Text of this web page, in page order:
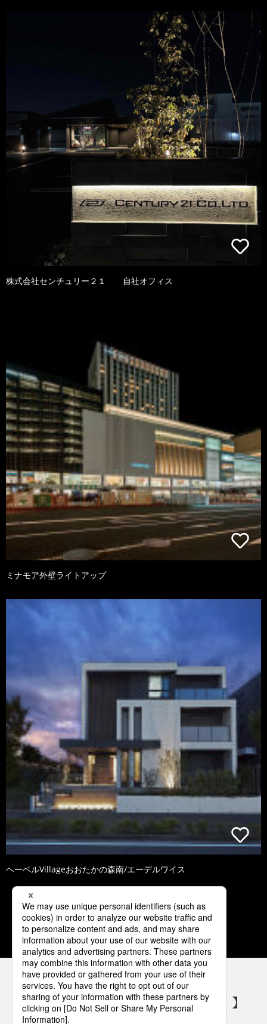
株式会社センチュリー２１ 自社オフィス
ミナモア外壁ライトアップ
ヘーベルVillageおおたかの森南/エーデルワイス
1 2 3 4 5
パナソニックの電気設備 SNSアカウント